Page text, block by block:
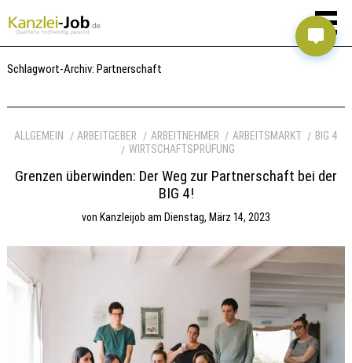
Schlagwort-Archiv:Partnerschaft
ALLGEMEIN ARBEITGEBER ARBEITNEHMER ARBEITSMARKT
BIG 4
WIRTSCHAFTSPRÜFUNG
Grenzen überwinden: Der Weg zur Partnerschaft bei der
BIG 4!
von Kanzleijob am Dienstag, März 14, 2023